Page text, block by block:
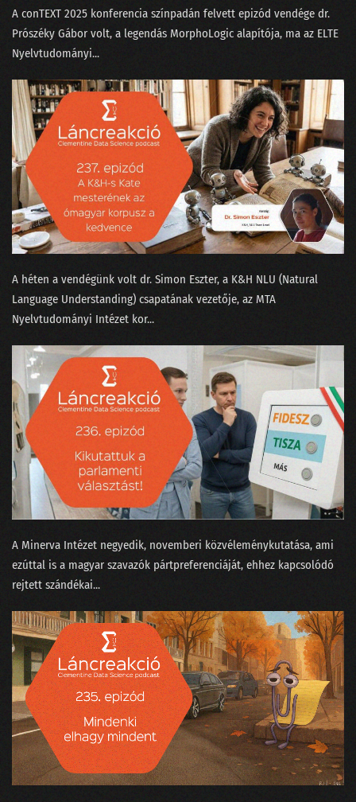
A conTEXT 2025 konferencia színpadán felvett epizód vendége dr.
Prószéky Gábor⁠⁠ volt, a legendás MorphoLogic alapítója, ma az ELTE
Nyelvtudományi...
A héten a vendégünk volt ⁠dr. Simon Eszter,⁠ a K&H NLU (Natural
Language Understanding) csapatának vezetője, az MTA
Nyelvtudományi Intézet kor...
A Minerva Intézet negyedik, novemberi közvéleménykutatása, ami
ezúttal is a magyar szavazók pártpreferenciáját, ehhez kapcsolódó
rejtett szándékai...